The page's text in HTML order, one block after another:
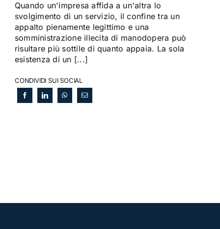
Quando un'impresa affida a un'altra lo
svolgimento di un servizio, il confine tra un
appalto pienamente legittimo e una
somministrazione illecita di manodopera può
risultare più sottile di quanto appaia. La sola
esistenza di un [...]
CONDIVIDI SUI SOCIAL